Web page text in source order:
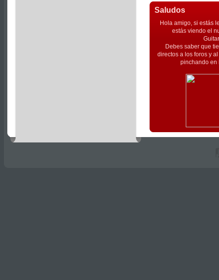
Saludos
Hola amigo, si estás
estás viendo el
Debes saber que
directos a los foros y
pinchando en